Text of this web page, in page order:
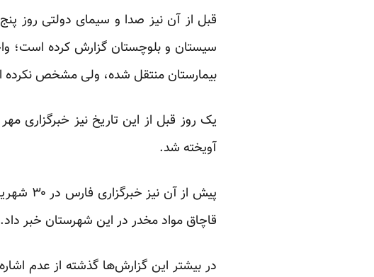
سیستان و بلوچستان گزارش کرده است؛
بیمارستان منتقل شده، ولی مشخص نکرده
یک روز قبل از این تاریخ نیز خبرگزاری
آویخته شد.
پیش
قاچاق مواد مخدر در این شهرستان خبر داد.
در بیشتر این گزارش‌ها گذشته از عدم